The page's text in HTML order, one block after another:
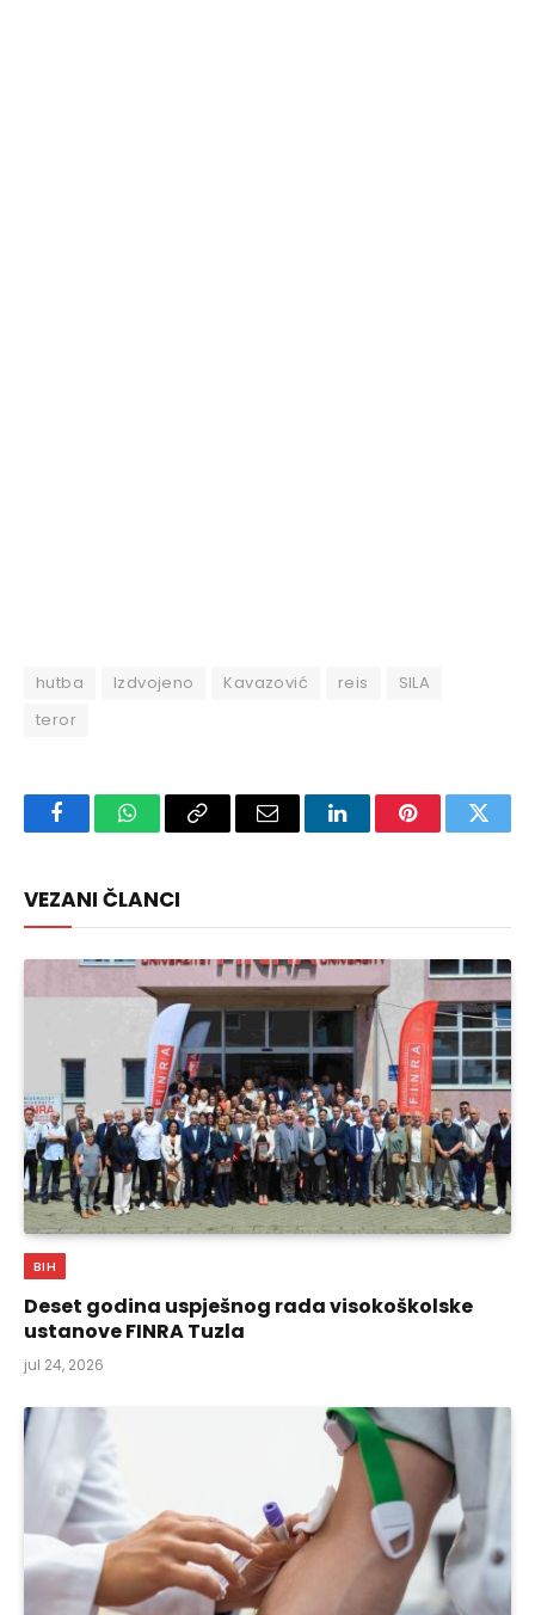
hutba Izdvojeno Kavazović reis
SILA
teror
FacebookWhatsAppCopy
Email LinkedInPinterest
VEZANI ČLANCI
BIH
Deset godina uspješnog rada visokoškolske
ustanove FINRA Tuzla
jul 24, 2026